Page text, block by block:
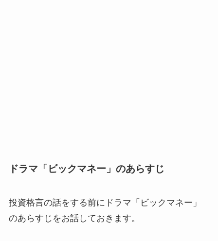
ドラマ「ビックマネー」のあらすじ
投資格言の話をする前にドラマ「ビックマネー」
のあらすじをお話しておきます。